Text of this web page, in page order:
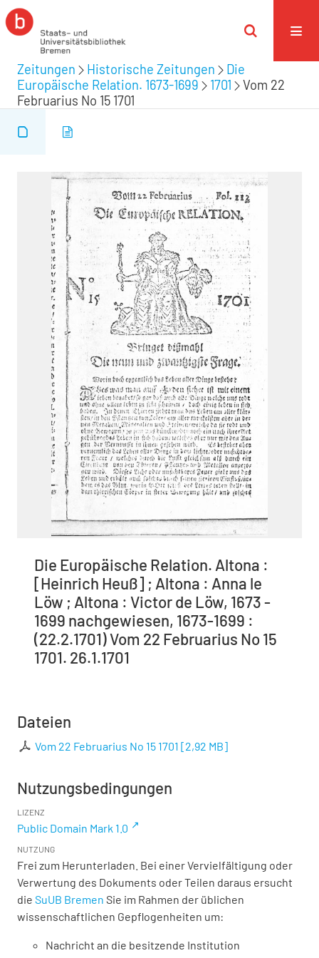
Zeitungen Historische Zeitungen
Die
Europäische Relation. 1673-1699
1701
Vom 22
Februarius No 15 1701
Die Europäische Relation. Altona :
[Heinrich Heuß] ; Altona : Anna le
Löw ; Altona : Victor de Löw, 1673 -
1699 nachgewiesen, 1673-1699 :
(22.2.1701) Vom 22 Februarius No 15
1701. 26.1.1701
Dateien
Vom 22 Februarius No 15 1701 [2,92 MB]
Nutzungsbedingungen
LIZENZ
Public Domain Mark 1.0
NUTZUNG
Frei zum Herunterladen. Bei einer Vervielfältigung oder
Verwertung des Dokuments oder Teilen daraus ersucht
die SuUB Bremen Sie im Rahmen der üblichen
wissenschaftlichen Gepflogenheiten um:
Nachricht an die besitzende Institution